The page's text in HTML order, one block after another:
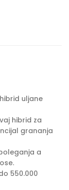
uljane
hibrid za
grananja
a
550.000